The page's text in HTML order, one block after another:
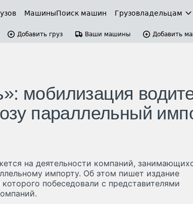
МашиныПоиск машин Грузовладельцам
Добавить груз Ваши машины Добавить
мобилизация
параллельный
на деятельности компаний,
импорту. Об этом пишет издание
побеседовали с представителями